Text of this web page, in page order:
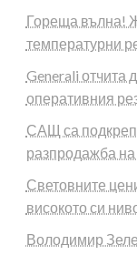
Гореща вълна!
температурни
Generali отчита
оперативния
САЩ са
разпродажба
Световните
високото си
Володимир